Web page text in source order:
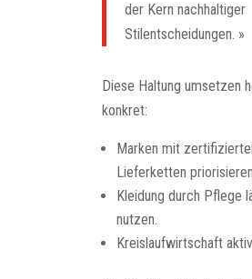
der Kern nachhaltiger
Stilentscheidungen. »
Diese Haltung umsetzen
konkret:
Marken mit
Lieferketten
Kleidung durch Pflege
nutzen.
Kreislaufwirtschaft